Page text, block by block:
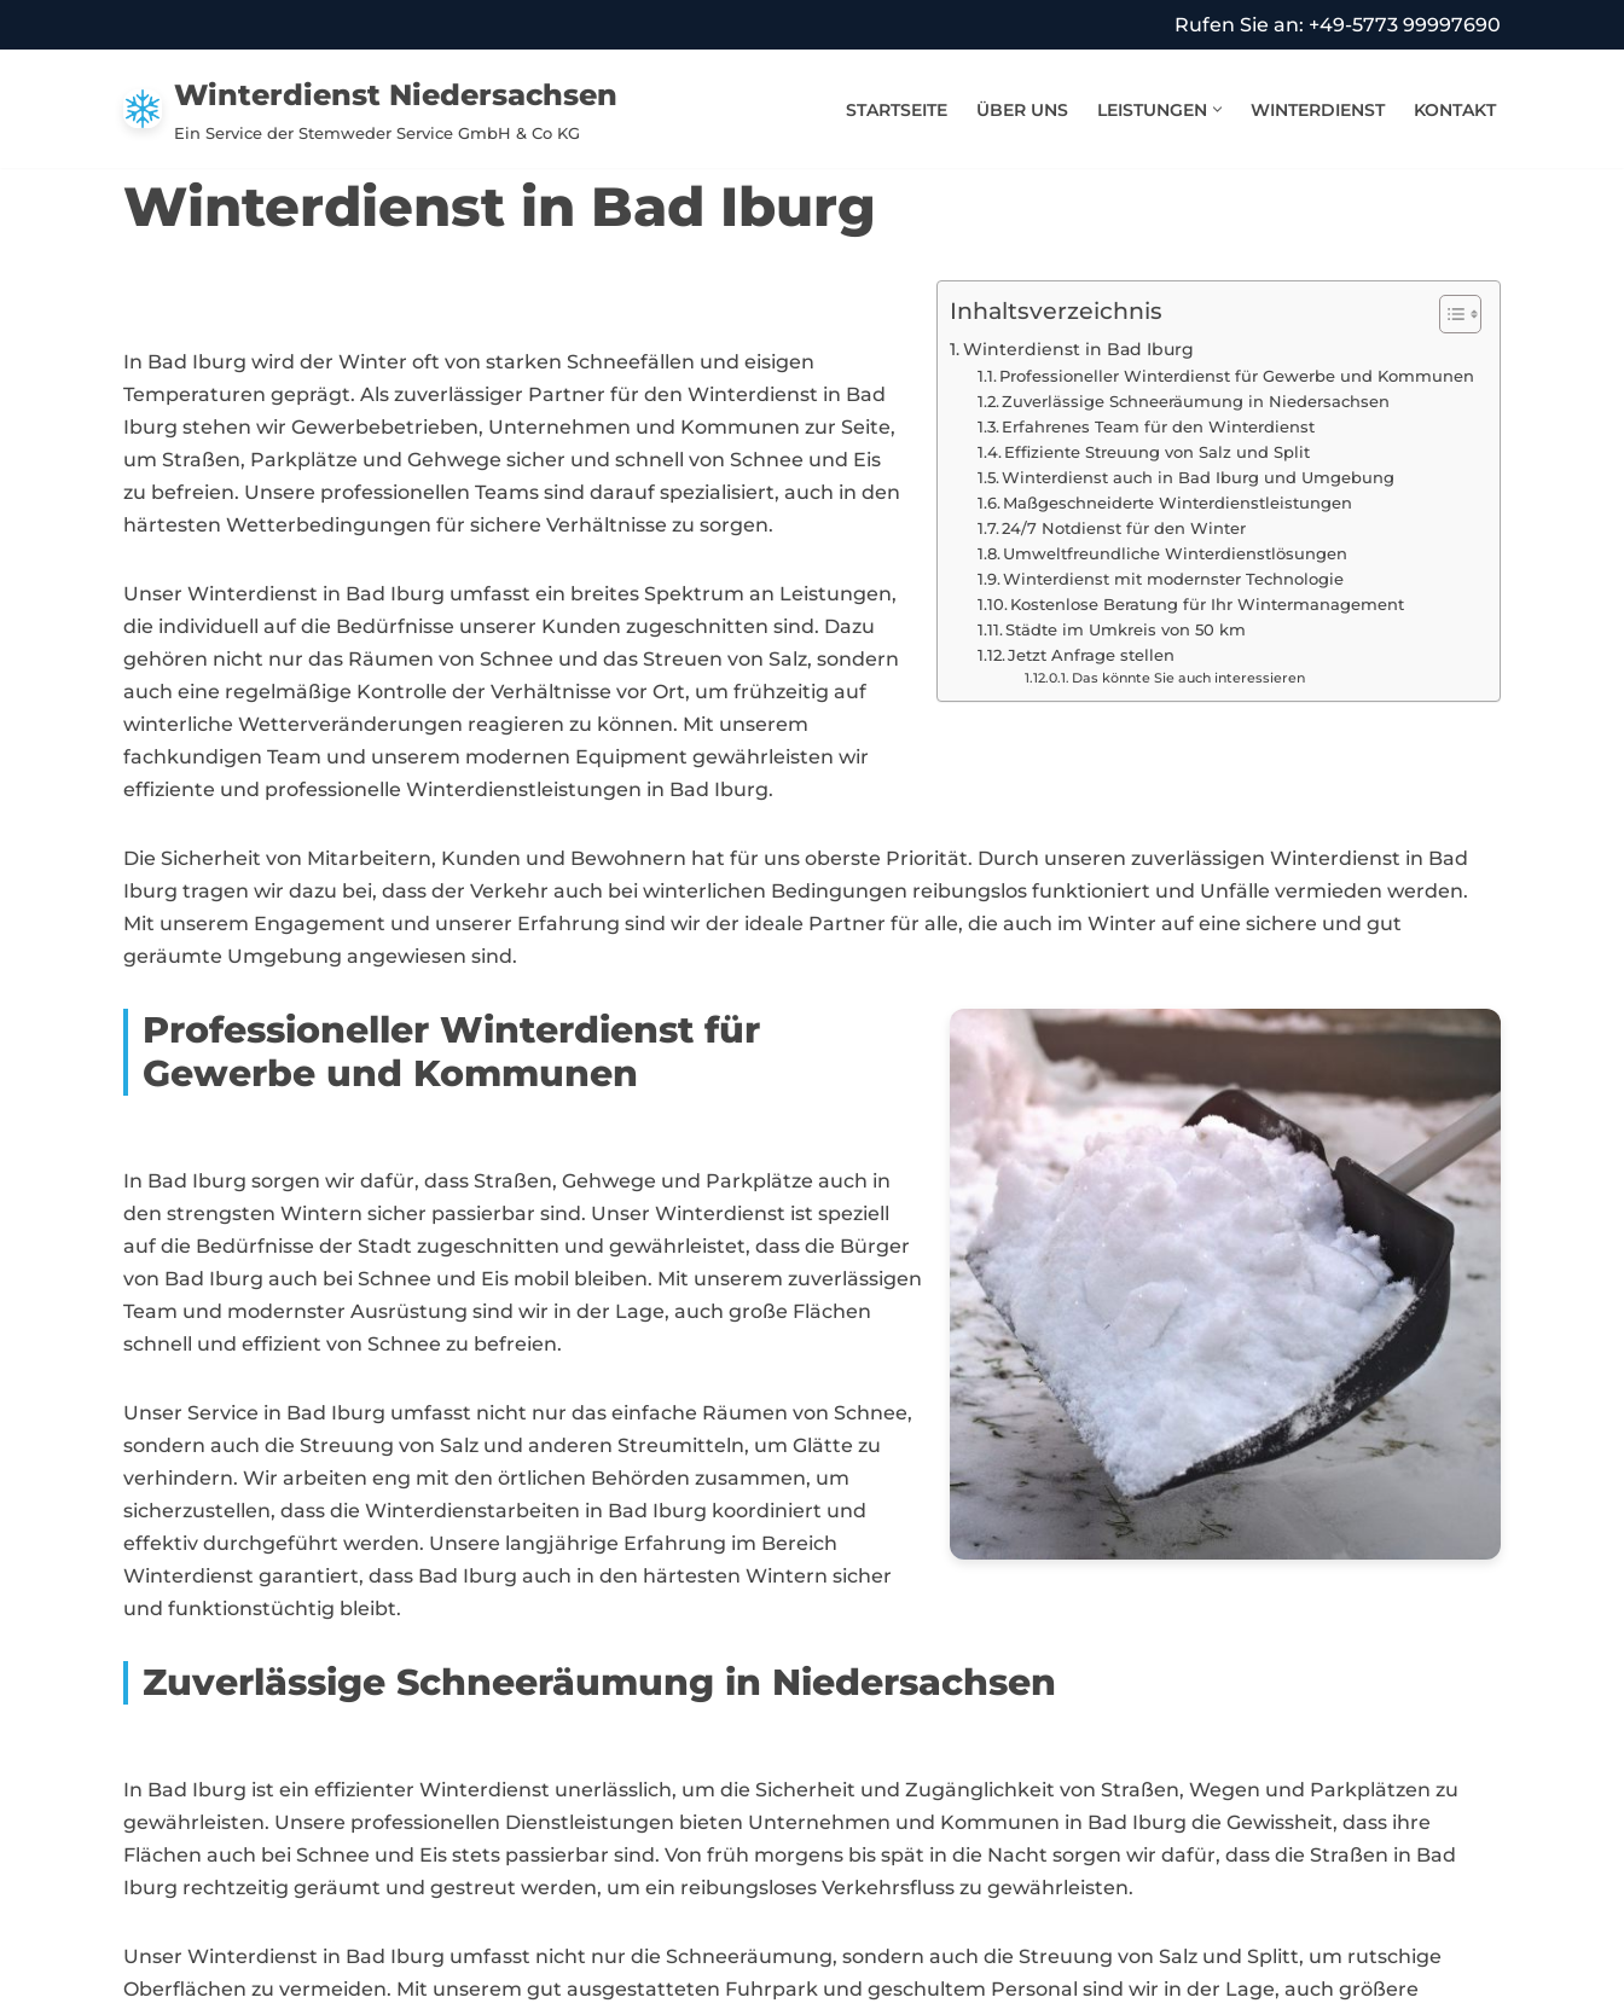
Rufen Sie an: +49-5773 99997690
Winterdienst Niedersachsen
Ein Service der Stemweder Service GmbH & Co KG
STARTSEITE ÜBER UNS LEISTUNGEN WINTERDIENST KONTAKT
Winterdienst in Bad Iburg
Inhaltsverzeichnis
Winterdienst in Bad Iburg
Professioneller Winterdienst für Gewerbe und Kommunen
Zuverlässige Schneeräumung in Niedersachsen
Erfahrenes Team für den Winterdienst
Effiziente Streuung von Salz und Split
Winterdienst auch in Bad Iburg und Umgebung
Maßgeschneiderte Winterdienstleistungen
24/7 Notdienst für den Winter
Umweltfreundliche Winterdienstlösungen
Winterdienst mit modernster Technologie
Kostenlose Beratung für Ihr Wintermanagement
Städte im Umkreis von 50 km
Jetzt Anfrage stellen
Das könnte Sie auch interessieren
In Bad Iburg wird der Winter oft von starken Schneefällen und eisigen
Temperaturen geprägt. Als zuverlässiger Partner für den Winterdienst in Bad
Iburg stehen wir Gewerbebetrieben, Unternehmen und Kommunen zur Seite,
um Straßen, Parkplätze und Gehwege sicher und schnell von Schnee und Eis
zu befreien. Unsere professionellen Teams sind darauf spezialisiert, auch in den
härtesten Wetterbedingungen für sichere Verhältnisse zu sorgen.
Unser Winterdienst in Bad Iburg umfasst ein breites Spektrum an Leistungen,
die individuell auf die Bedürfnisse unserer Kunden zugeschnitten sind. Dazu
gehören nicht nur das Räumen von Schnee und das Streuen von Salz, sondern
auch eine regelmäßige Kontrolle der Verhältnisse vor Ort, um frühzeitig auf
winterliche Wetterveränderungen reagieren zu können. Mit unserem
fachkundigen Team und unserem modernen Equipment gewährleisten wir
effiziente und professionelle Winterdienstleistungen in Bad Iburg.
Die Sicherheit von Mitarbeitern, Kunden und Bewohnern hat für uns oberste Priorität. Durch unseren zuverlässigen Winterdienst in Bad
Iburg tragen wir dazu bei, dass der Verkehr auch bei winterlichen Bedingungen reibungslos funktioniert und Unfälle vermieden werden.
Mit unserem Engagement und unserer Erfahrung sind wir der ideale Partner für alle, die auch im Winter auf eine sichere und gut
geräumte Umgebung angewiesen sind.
Professioneller Winterdienst für
Gewerbe und Kommunen
In Bad Iburg sorgen wir dafür, dass Straßen, Gehwege und Parkplätze auch in
den strengsten Wintern sicher passierbar sind. Unser Winterdienst ist speziell
auf die Bedürfnisse der Stadt zugeschnitten und gewährleistet, dass die Bürger
von Bad Iburg auch bei Schnee und Eis mobil bleiben. Mit unserem zuverlässigen
Team und modernster Ausrüstung sind wir in der Lage, auch große Flächen
schnell und effizient von Schnee zu befreien.
Unser Service in Bad Iburg umfasst nicht nur das einfache Räumen von Schnee,
sondern auch die Streuung von Salz und anderen Streumitteln, um Glätte zu
verhindern. Wir arbeiten eng mit den örtlichen Behörden zusammen, um
sicherzustellen, dass die Winterdienstarbeiten in Bad Iburg koordiniert und
effektiv durchgeführt werden. Unsere langjährige Erfahrung im Bereich
Winterdienst garantiert, dass Bad Iburg auch in den härtesten Wintern sicher
und funktionstüchtig bleibt.
Zuverlässige Schneeräumung in Niedersachsen
In Bad Iburg ist ein effizienter Winterdienst unerlässlich, um die Sicherheit und Zugänglichkeit von Straßen, Wegen und Parkplätzen zu
gewährleisten. Unsere professionellen Dienstleistungen bieten Unternehmen und Kommunen in Bad Iburg die Gewissheit, dass ihre
Flächen auch bei Schnee und Eis stets passierbar sind. Von früh morgens bis spät in die Nacht sorgen wir dafür, dass die Straßen in Bad
Iburg rechtzeitig geräumt und gestreut werden, um ein reibungsloses Verkehrsfluss zu gewährleisten.
Unser Winterdienst in Bad Iburg umfasst nicht nur die Schneeräumung, sondern auch die Streuung von Salz und Splitt, um rutschige
Oberflächen zu vermeiden. Mit unserem gut ausgestatteten Fuhrpark und geschultem Personal sind wir in der Lage, auch größere